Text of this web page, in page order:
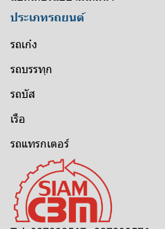
ประเภทรถยนต์
รถเก๋ง
รถบรรทุก
รถบัส
เรือ
รถแทรกเตอร์